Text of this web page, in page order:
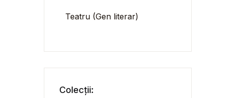
Teatru (Gen literar)
Colecții: